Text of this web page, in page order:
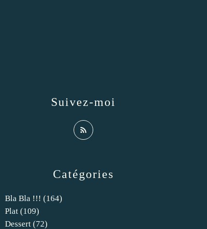
Catégories
Bla Bla !!! (164)
Plat (109)
Dessert (72)
Suivez-moi